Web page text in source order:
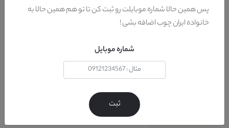
جنس پایه
چوب راش
کشور تولید کننده پایه
ايران
مدرن
خير
پس همین حالا شماره موبایلت رو ثبت کن تا تو هم همین حالا به
خانواده ایران چوب اضافه بشی !
شماره موبایل
ثبت